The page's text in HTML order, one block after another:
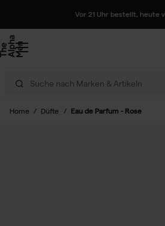
Vor 21 Uhr bestellt, heute
Home / Düfte / Eau de Parfum - Rose